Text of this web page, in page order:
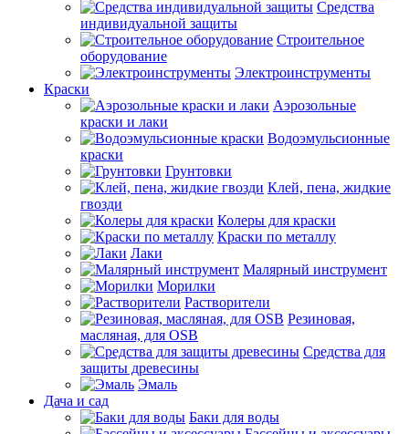
Средства
индивидуальной защиты
Строительное
оборудование
Электроинструменты
Краски
Аэрозольные
краски и лаки
Водоэмульсионные
краски
Грунтовки
Клей, пена, жидкие
гвозди
Колеры для краски
Краски по металлу
Лаки
Малярный инструмент
Морилки
Растворители
Резиновая,
масляная, для OSB
Средства для
защиты древесины
Эмаль
Дача и сад
Баки для воды